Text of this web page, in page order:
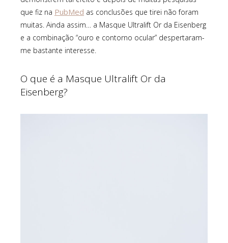
que fiz na PubMed as conclusões que tirei não foram
muitas. Ainda assim… a Masque Ultralift Or da Eisenberg
e a combinação “ouro e contorno ocular” despertaram-
me bastante interesse.
O que é a Masque Ultralift Or da
Eisenberg?